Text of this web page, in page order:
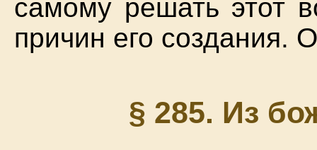
самому решать этот
причин его создания.
§ 285. Из